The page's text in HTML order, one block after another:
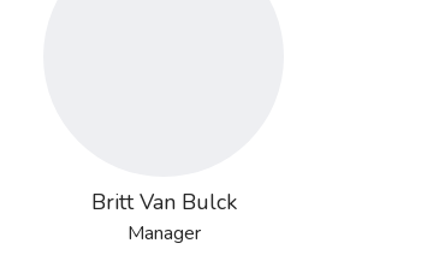
Britt Van Bulck
Manager